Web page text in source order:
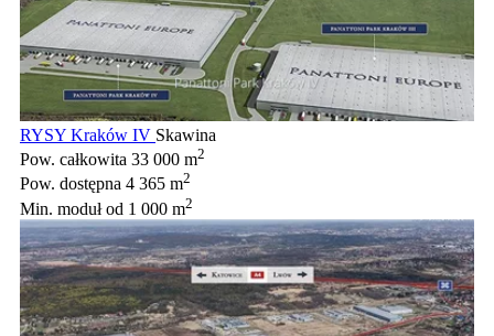
RYSY Kraków IV Skawina
Pow. całkowita 33 000 m2
Pow. dostępna 4 365 m2
Min. modułod 1 000 m2